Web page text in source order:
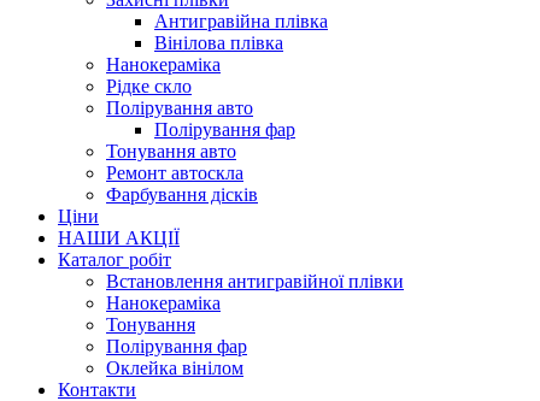
Антигравійна плівка
Вінілова плівка
Нанокераміка
Рідке скло
Полірування авто
Полірування фар
Тонування авто
Ремонт автоскла
Фарбування дісків
Ціни
НАШИ АКЦІЇ
Каталог робіт
Встановлення антигравійної плівки
Нанокераміка
Тонування
Полірування фар
Оклейка вінілом
Контакти